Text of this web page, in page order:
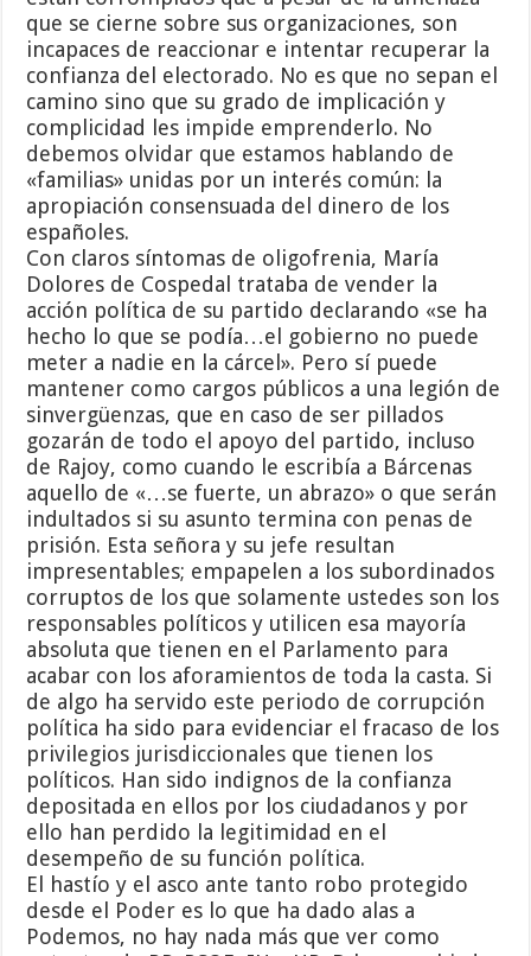
que se cierne sobre sus organizaciones, son
incapaces de reaccionar e intentar recuperar la
confianza del electorado. No es que no sepan el
camino sino que su grado de implicación y
complicidad les impide emprenderlo. No
debemos olvidar que estamos hablando de
«familias» unidas por un interés común: la
apropiación consensuada del dinero de los
españoles.
Con claros síntomas de oligofrenia, María
Dolores de Cospedal trataba de vender la
acción política de su partido declarando «se ha
hecho lo que se podía…el gobierno no puede
meter a nadie en la cárcel». Pero sí puede
mantener como cargos públicos a una legión de
sinvergüenzas, que en caso de ser pillados
gozarán de todo el apoyo del partido, incluso
de Rajoy, como cuando le escribía a Bárcenas
aquello de «…se fuerte, un abrazo» o que serán
indultados si su asunto termina con penas de
prisión. Esta señora y su jefe resultan
impresentables; empapelen a los subordinados
corruptos de los que solamente ustedes son los
responsables políticos y utilicen esa mayoría
absoluta que tienen en el Parlamento para
acabar con los aforamientos de toda la casta. Si
de algo ha servido este periodo de corrupción
política ha sido para evidenciar el fracaso de los
privilegios jurisdiccionales que tienen los
políticos. Han sido indignos de la confianza
depositada en ellos por los ciudadanos y por
ello han perdido la legitimidad en el
desempeño de su función política.
El hastío y el asco ante tanto robo protegido
desde el Poder es lo que ha dado alas a
Podemos, no hay nada más que ver como